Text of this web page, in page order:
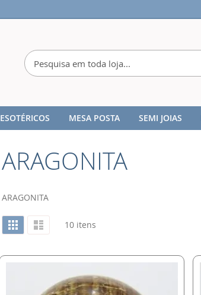
ESOTÉRICOS MESA POSTA SEMI JOIAS
ARAGONITA
ARAGONITA
Ver
como
GradeLista 10itens